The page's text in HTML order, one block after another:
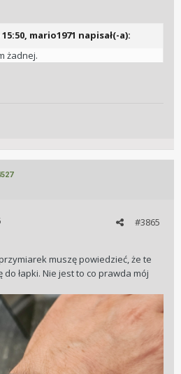
mario1971 napisał(-a):
żadnej.
#3865
muszę powiedzieć, że te
łapki. Nie jest to co prawda mój